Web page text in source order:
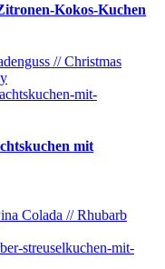
Kokos-Kuchen
mit